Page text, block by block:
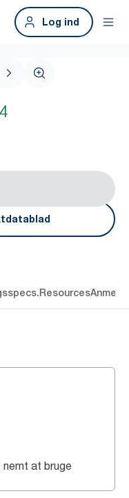
Log ind
Resources
nemt at bruge